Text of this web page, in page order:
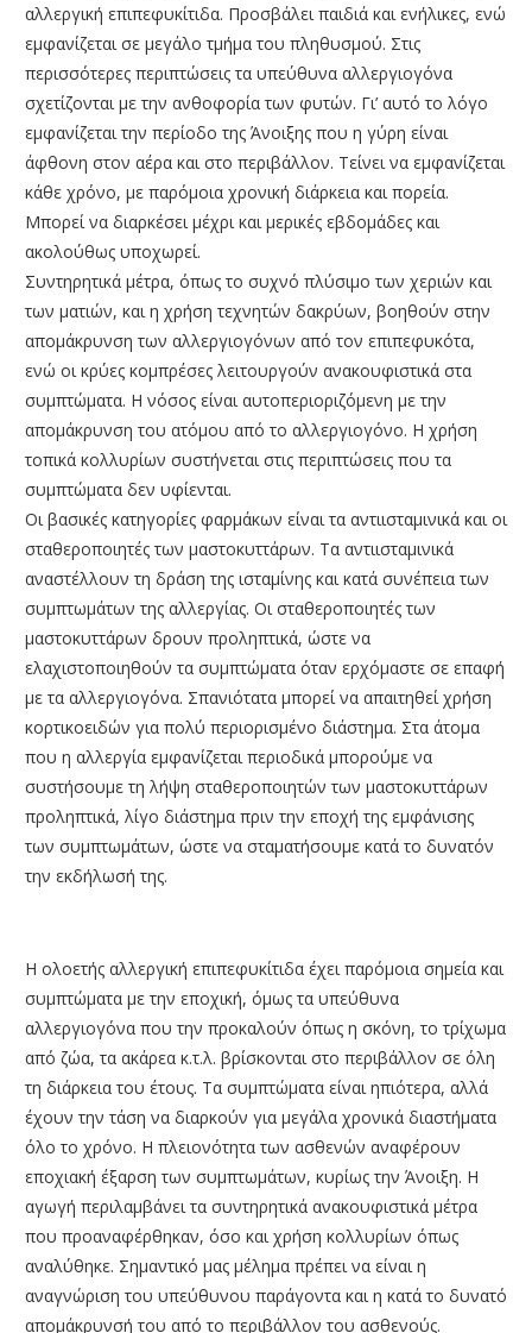
αλλεργική επιπεφυκίτιδα. Προσβάλει παιδιά και ενήλικες, ενώ
εμφανίζεται σε μεγάλο τμήμα του πληθυσμού. Στις
περισσότερες περιπτώσεις τα υπεύθυνα αλλεργιογόνα
σχετίζονται με την ανθοφορία των φυτών. Γι’ αυτό το λόγο
εμφανίζεται την περίοδο της Άνοιξης που η γύρη είναι
άφθονη στον αέρα και στο περιβάλλον. Τείνει να εμφανίζεται
κάθε χρόνο, με παρόμοια χρονική διάρκεια και πορεία.
Μπορεί να διαρκέσει μέχρι και μερικές εβδομάδες και
ακολούθως υποχωρεί.
Συντηρητικά μέτρα, όπως το συχνό πλύσιμο των χεριών και
των ματιών, και η χρήση τεχνητών δακρύων, βοηθούν στην
απομάκρυνση των αλλεργιογόνων από τον επιπεφυκότα,
ενώ οι κρύες κομπρέσες λειτουργούν ανακουφιστικά στα
συμπτώματα. Η νόσος είναι αυτοπεριοριζόμενη με την
απομάκρυνση του ατόμου από το αλλεργιογόνο. Η χρήση
τοπικά κολλυρίων συστήνεται στις περιπτώσεις που τα
συμπτώματα δεν υφίενται.
Οι βασικές κατηγορίες φαρμάκων είναι τα αντιισταμινικά και οι
σταθεροποιητές των μαστοκυττάρων. Τα αντιισταμινικά
αναστέλλουν τη δράση της ισταμίνης και κατά συνέπεια των
συμπτωμάτων της αλλεργίας. Οι σταθεροποιητές των
μαστοκυττάρων δρουν προληπτικά, ώστε να
ελαχιστοποιηθούν τα συμπτώματα όταν ερχόμαστε σε επαφή
με τα αλλεργιογόνα. Σπανιότατα μπορεί να απαιτηθεί χρήση
κορτικοειδών για πολύ περιορισμένο διάστημα. Στα άτομα
που η αλλεργία εμφανίζεται περιοδικά μπορούμε να
συστήσουμε τη λήψη σταθεροποιητών των μαστοκυττάρων
προληπτικά, λίγο διάστημα πριν την εποχή της εμφάνισης
των συμπτωμάτων, ώστε να σταματήσουμε κατά το δυνατόν
την εκδήλωσή της.
Η ολοετής αλλεργική επιπεφυκίτιδα έχει παρόμοια σημεία και
συμπτώματα με την εποχική, όμως τα υπεύθυνα
αλλεργιογόνα που την προκαλούν όπως η σκόνη, το τρίχωμα
από ζώα, τα ακάρεα κ.τ.λ. βρίσκονται στο περιβάλλον σε όλη
τη διάρκεια του έτους. Τα συμπτώματα είναι ηπιότερα, αλλά
έχουν την τάση να διαρκούν για μεγάλα χρονικά διαστήματα
όλο το χρόνο. Η πλειονότητα των ασθενών αναφέρουν
εποχιακή έξαρση των συμπτωμάτων, κυρίως την Άνοιξη. Η
αγωγή περιλαμβάνει τα συντηρητικά ανακουφιστικά μέτρα
που προαναφέρθηκαν, όσο και χρήση κολλυρίων όπως
αναλύθηκε. Σημαντικό μας μέλημα πρέπει να είναι η
αναγνώριση του υπεύθυνου παράγοντα και η κατά το δυνατό
απομάκρυνσή του από το περιβάλλον του ασθενούς.